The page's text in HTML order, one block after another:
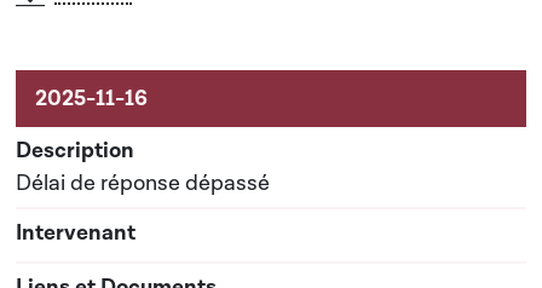
Délai de réponse dépassé